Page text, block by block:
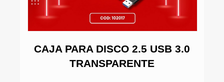
CAJA PARA DISCO 2.5 USB 3.0
TRANSPARENTE